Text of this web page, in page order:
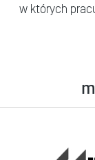
w których